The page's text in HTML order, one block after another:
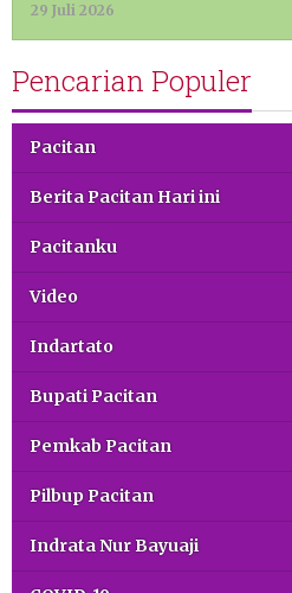
29 Juli 2026
Pencarian Populer
Pacitan
Berita Pacitan Hari ini
Pacitanku
Video
Indartato
Bupati Pacitan
Pemkab Pacitan
Pilbup Pacitan
Indrata Nur Bayuaji